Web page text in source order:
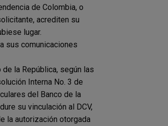
de Colombia, o
acrediten su
lugar.
sus comunicaciones
la República, según las
Interna No. 3 de
del Banco de la
su vinculación al DCV,
la autorización otorgada